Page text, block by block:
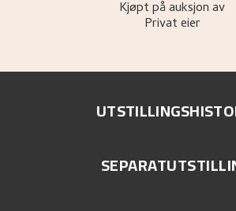
Kjøpt på auksjon av
Privat eier